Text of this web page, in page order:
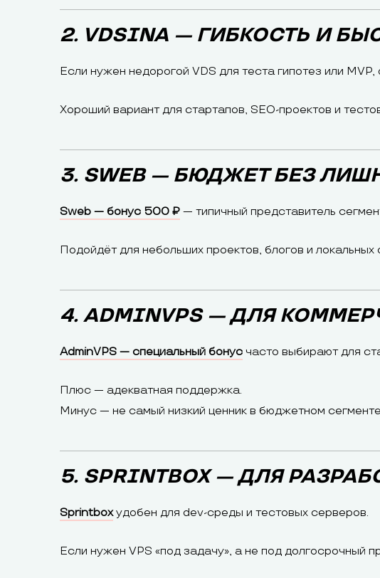
2. VDSINA — ГИБКОСТЬ И
Если нужен недорогой VDS для теста гипотез или
Хороший вариант для стартапов, SEO-проектов и
3. SWEB — БЮДЖЕТ БЕЗ
Sweb — бонус 500 ₽ — типичный представитель
Подойдёт для небольших проектов, блогов и локальных
4. ADMINVPS — ДЛЯ
AdminVPS — специальный бонус часто выбирают для
Плюс — адекватная поддержка.
Минус — не самый низкий ценник в бюджетном
5. SPRINTBOX — ДЛЯ
Sprintboxудобен для dev-среды и тестовых серверов.
Если нужен VPS «под задачу», а не под долгосрочный